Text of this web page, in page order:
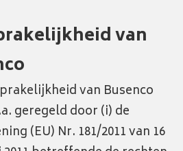
van
van Busenco
geregeld door (i) de
(EU) Nr. 181/2011 van 16